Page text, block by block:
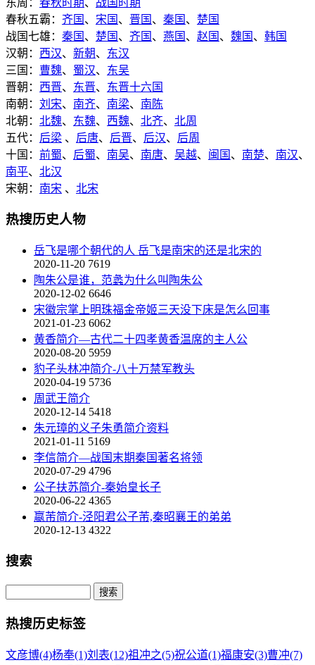
春秋五霸： 齐国 、 宋国 、 晋国 、 秦国 、 楚国
战国七雄： 秦国 、 楚国 、 齐国 、 燕国 、 赵国 、 魏国 、 韩国
汉朝： 西汉、 新朝、 东汉
三国： 曹魏、 蜀汉、 东吴
晋朝： 西晋、 东晋、 东晋十六国
南朝： 刘宋、 南齐、 南梁、 南陈
北朝： 北魏、 东魏、 西魏、 北齐、 北周
五代： 后梁 、 后唐、 后晋、 后汉、 后周
十国： 前蜀、 后蜀、 南吴、 南唐、 吴越、 闽国 、 南楚、 南汉、
南平、 北汉
宋朝： 南宋 、 北宋
热搜历史人物
岳飞是哪个朝代的人 岳飞是南宋的还是北宋的
2020-11-20 7619
陶朱公是谁，范蠡为什么叫陶朱公
2020-12-02 6646
宋徽宗掌上明珠福金帝姬三天没下床是怎么回事
2021-01-23 6062
黄香简介—古代二十四孝黄香温席的主人公
2020-08-20 5959
豹子头林冲简介-八十万禁军教头
2020-04-19 5736
周武王简介
2020-12-14 5418
朱元璋的义子朱勇简介资料
2021-01-11 5169
李信简介—战国末期秦国著名将领
2020-07-29 4796
公子扶苏简介-秦始皇长子
2020-06-22 4365
嬴芾简介-泾阳君公子芾,秦昭襄王的弟弟
2020-12-13 4322
搜索
热搜历史标签
文彦博(4)杨奉(1)刘表(12)祖冲之(5)祝公道(1)福康安(3)曹冲(7)